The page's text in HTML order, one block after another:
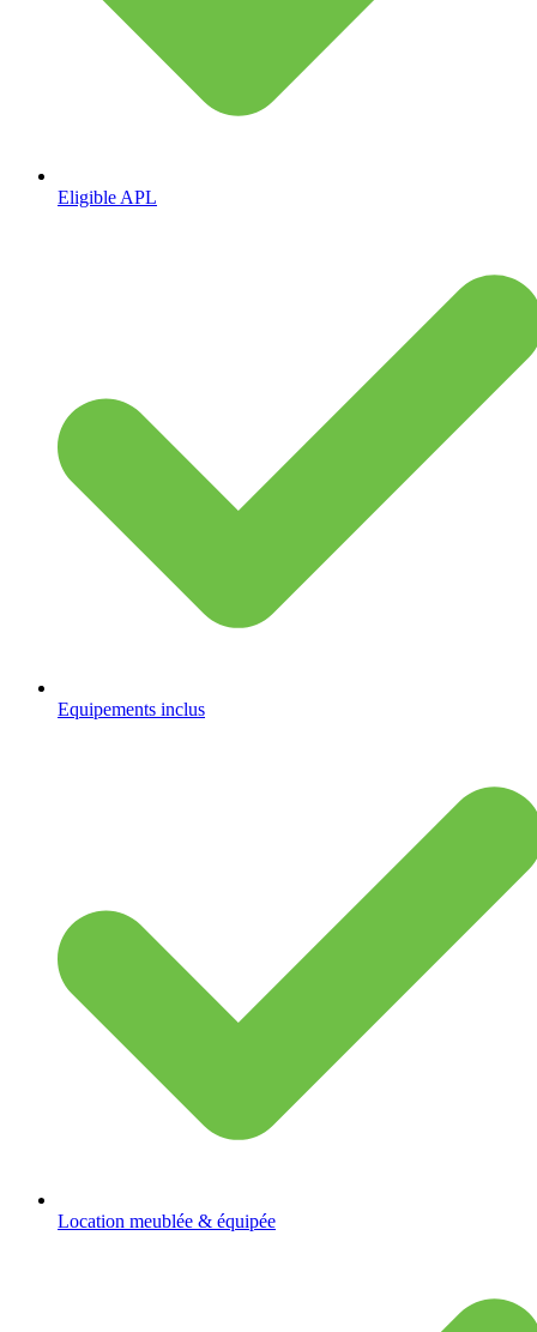
Eligible APL
Equipements inclus
Location meublée & équipée